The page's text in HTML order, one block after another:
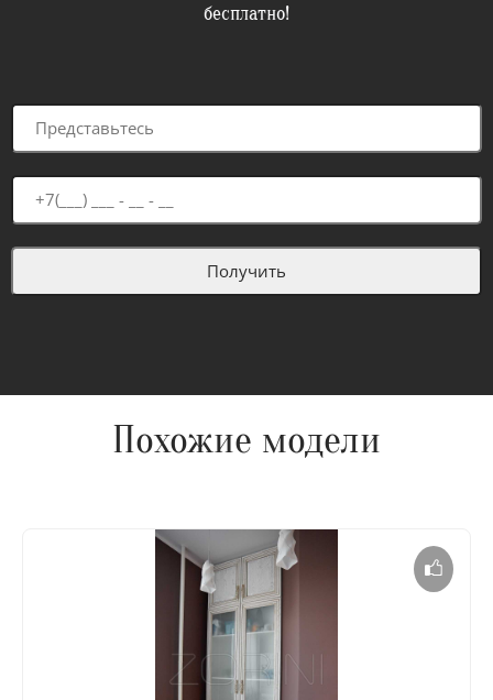
бесплатно!
Похожие модели